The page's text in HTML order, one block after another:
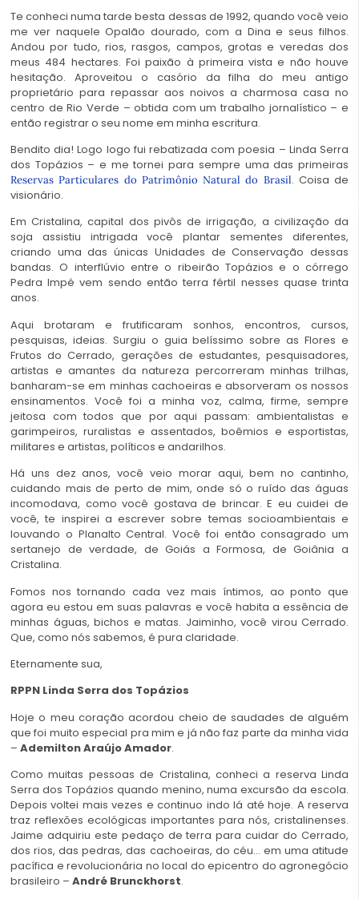
Te conheci numa tarde besta dessas de 1992, quando você veio
me ver naquele Opalão dourado, com a Dina e seus filhos.
Andou por tudo, rios, rasgos, campos, grotas e veredas dos
meus 484 hectares. Foi paixão à primeira vista e não houve
hesitação. Aproveitou o casório da filha do meu antigo
proprietário para repassar aos noivos a charmosa casa no
centro de Rio Verde – obtida com um trabalho jornalístico – e
então registrar o seu nome em minha escritura.
Bendito dia! Logo logo fui rebatizada com poesia – Linda Serra
dos Topázios – e me tornei para sempre uma das primeiras
Reservas Particulares do Patrimônio Natural do Brasil. Coisa de
visionário.
Em Cristalina, capital dos pivôs de irrigação, a civilização da
soja assistiu intrigada você plantar sementes diferentes,
criando uma das únicas Unidades de Conservação dessas
bandas. O interflúvio entre o ribeirão Topázios e o córrego
Pedra Impé vem sendo então terra fértil nesses quase trinta
anos.
Aqui brotaram e frutificaram sonhos, encontros, cursos,
pesquisas, ideias. Surgiu o guia belíssimo sobre as Flores e
Frutos do Cerrado, gerações de estudantes, pesquisadores,
artistas e amantes da natureza percorreram minhas trilhas,
banharam-se em minhas cachoeiras e absorveram os nossos
ensinamentos. Você foi a minha voz, calma, firme, sempre
jeitosa com todos que por aqui passam: ambientalistas e
garimpeiros, ruralistas e assentados, boêmios e esportistas,
militares e artistas, políticos e andarilhos.
Há uns dez anos, você veio morar aqui, bem no cantinho,
cuidando mais de perto de mim, onde só o ruído das águas
incomodava, como você gostava de brincar. E eu cuidei de
você, te inspirei a escrever sobre temas socioambientais e
louvando o Planalto Central. Você foi então consagrado um
sertanejo de verdade, de Goiás a Formosa, de Goiânia a
Cristalina.
Fomos nos tornando cada vez mais íntimos, ao ponto que
agora eu estou em suas palavras e você habita a essência de
minhas águas, bichos e matas. Jaiminho, você virou Cerrado.
Que, como nós sabemos, é pura claridade.
Eternamente sua,
RPPN Linda Serra dos Topázios
Hoje o meu coração acordou cheio de saudades de alguém
que foi muito especial pra mim e já não faz parte da minha vida
– Ademilton Araújo Amador.
Como muitas pessoas de Cristalina, conheci a reserva Linda
Serra dos Topázios quando menino, numa excursão da escola.
Depois voltei mais vezes e continuo indo lá até hoje. A reserva
traz reflexões ecológicas importantes para nós, cristalinenses.
Jaime adquiriu este pedaço de terra para cuidar do Cerrado,
dos rios, das pedras, das cachoeiras, do céu… em uma atitude
pacífica e revolucionária no local do epicentro do agronegócio
brasileiro – André Brunckhorst.